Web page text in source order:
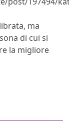
ma
di cui si
la migliore